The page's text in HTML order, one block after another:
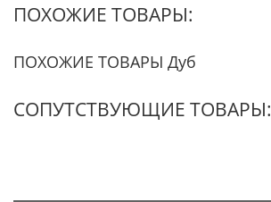
ПОХОЖИЕ ТОВАРЫ:
ПОХОЖИЕ ТОВАРЫ Дуб
СОПУТСТВУЮЩИЕ ТОВАРЫ: